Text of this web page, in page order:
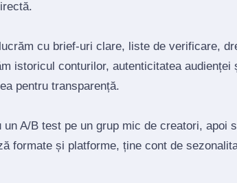
cu brief‑uri clare, liste de verificare,
istoricul conturilor, autenticitatea
pentru transparență.
un A/B test pe un grup mic de creatori, apoi
formate și platforme, ține cont de